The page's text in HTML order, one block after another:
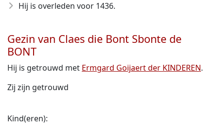
Hij is overleden voor 1436.
Gezin van Claes die Bont Sbonte de
BONT
Hij is getrouwd met Ermgard Goijaert der KINDEREN.
Zij zijn getrouwd
Kind(eren):